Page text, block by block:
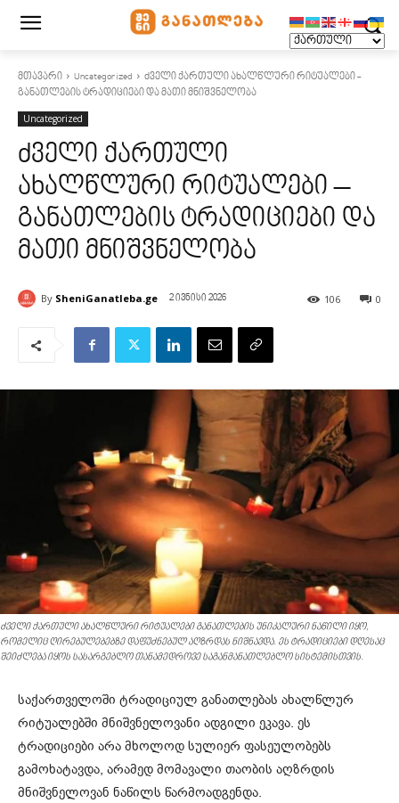
მთავარი Uncategorized
ძველი ქართული ახალწლური რიტუალები -
განათლების ტრადიციები და მათი მნიშვნელობა
Uncategorized
ძველი ქართული
ახალწლური რიტუალები –
განათლების ტრადიციები და
მათი მნიშვნელობა
By SheniGanatleba.ge 2 ივნისი 2026 0
106
ძველი ქართული ახალწლური რიტუალები განათლების უნიკალური ნაწილი იყო,
რომელიც ღირებულებებზე დაფუძნებულ აღზრდას ნიშნავდა. ეს ტრადიციები დღესაც
შეიძლება იყოს სასარგებლო თანამედროვე საგანმანათლებლო სისტემისთვის.
საქართველოში ტრადიციულ განათლებას ახალწლურ
რიტუალებში მნიშვნელოვანი ადგილი ეკავა. ეს
ტრადიციები არა მხოლოდ სულიერ ფასეულობებს
გამოხატავდა, არამედ მომავალი თაობის აღზრდის
მნიშვნელოვან ნაწილს წარმოადგენდა.